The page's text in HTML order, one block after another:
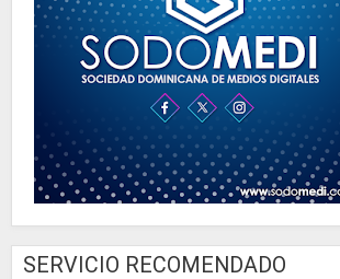
SERVICIO RECOMENDADO